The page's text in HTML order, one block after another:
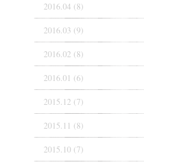
2016.04 (8)
2016.03 (9)
2016.02 (8)
2016.01 (6)
2015.12 (7)
2015.11 (8)
2015.10 (7)